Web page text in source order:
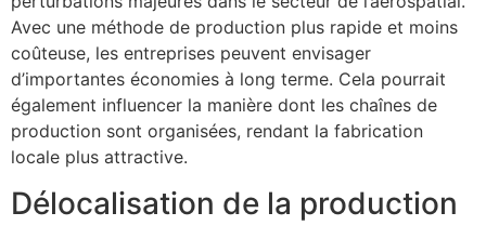
Avec une méthode de production plus rapide et moins
coûteuse, les entreprises peuvent envisager
d’importantes économies à long terme. Cela pourrait
également influencer la manière dont les chaînes de
production sont organisées, rendant la fabrication
locale plus attractive.
Délocalisation de la production